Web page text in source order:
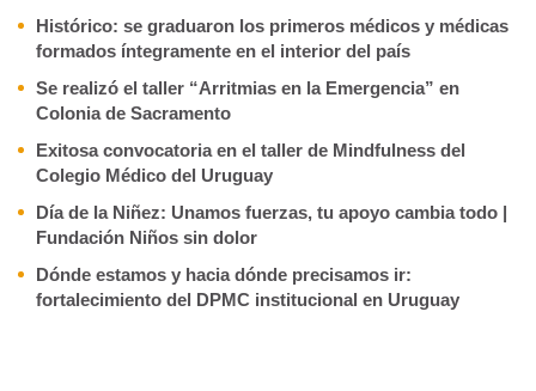
Histórico: se graduaron los primeros médicos y médicas
formados íntegramente en el interior del país
Se realizó el taller “Arritmias en la Emergencia” en
Colonia de Sacramento
Exitosa convocatoria en el taller de Mindfulness del
Colegio Médico del Uruguay
Día de la Niñez: Unamos fuerzas, tu apoyo cambia todo |
Fundación Niños sin dolor
Dónde estamos y hacia dónde precisamos ir:
fortalecimiento del DPMC institucional en Uruguay